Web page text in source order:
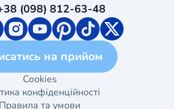
(098) 812-63-48
на прийом
Cookies
конфіденційності
Правила та умови